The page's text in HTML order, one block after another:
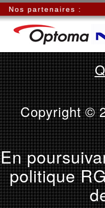
Nos partenaires :
Copyright ©
En
politique